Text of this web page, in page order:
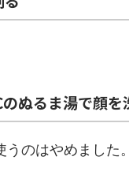
ぬるま湯で顔を
うのはやめました